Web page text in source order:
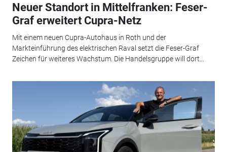
Neuer Standort in Mittelfranken: Feser-
Graf erweitert Cupra-Netz
Mit einem neuen Cupra-Autohaus in Roth und der
Markteinführung des elektrischen Raval setzt die Feser-Graf
Zeichen für weiteres Wachstum. Die Handelsgruppe will dort...